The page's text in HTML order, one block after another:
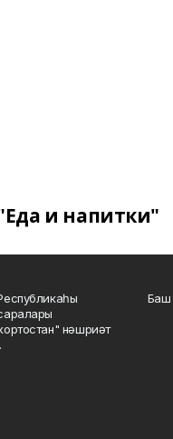
и напитки"
нәшриәт
Баш